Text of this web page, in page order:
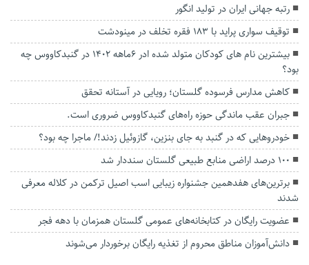
رتبه جهانی ایران در تولید انگور
توقیف سواری پراید با ۱۸۳ فقره تخلف در مینودشت
بیشترین نام های کودکان متولد شده ادر 6ماهه 1402 در گنبدکاووس چه
بود؟
کاهش مدارس فرسوده گلستان؛ رویایی در آستانه تحقق
جبران عقب ماندگی حوزه راه‌های گنبدکاووس ضروری است.
خودروهایی که در گنبد به جای بنزین، گازوئیل زدند!/ ماجرا چه بود؟
۱۰۰ درصد اراضی منابع طبیعی گلستان سنددار شد
برترین‌های هفدهمین جشنواره زیبایی اسب اصیل ترکمن در کلاله معرفی
شدند
عضویت رایگان در کتابخانه‌های عمومی گلستان همزمان با دهه فجر
دانش‌آموزان مناطق محروم از تغذیه رایگان برخوردار می‌شوند